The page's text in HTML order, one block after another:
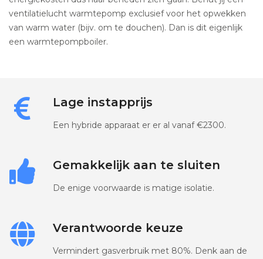
ventilatielucht warmtepomp exclusief voor het opwekken
van warm water (bijv. om te douchen). Dan is dit eigenlijk
een warmtepompboiler.
Lage instapprijs
Een hybride apparaat er er al vanaf €2300.
Gemakkelijk aan te sluiten
De enige voorwaarde is matige isolatie.
Verantwoorde keuze
Vermindert gasverbruik met 80%. Denk aan de